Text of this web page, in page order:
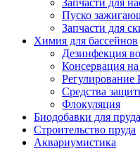
Пуско
Запчасти для
Химия для бассейнов
Дезинфекция
Консервация
Регулирование
Средства
Флокуляция
Биодобавки для пруда
Строительство пруда
Аквариумистика